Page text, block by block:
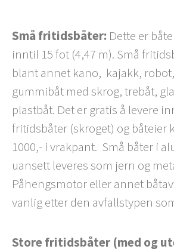
Små fritidsbåter: Dette er
inntil 15 fot (4,47 m). Små
blant annet kano, kajakk,
gummibåt med skrog, trebåt,
plastbåt. Det er gratis å levere
fritidsbåter (skroget) og båteier
1000,- i vrakpant. Små båter i
uansett leveres som jern og
Påhengsmotor eller annet
vanlig etter den avfallstypen
Store fritidsbåter (med og